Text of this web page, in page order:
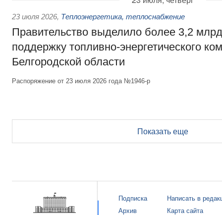
23 июля 2026, Теплоэнергетика, теплоснабжение
Правительство выделило более 3,2
поддержку топливно-энергетического
Белгородской области
Распоряжение от 23 июля 2026 года №1946-р
Показать еще
Подписка
Архив
Написать в
Карта сайта